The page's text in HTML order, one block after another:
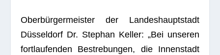
Ober­bür­ger­meis­ter der Lan­des­haupt­stadt
Düs­sel­dorf Dr. Ste­phan Kel­ler: „Bei unse­ren
fort­lau­fen­den Bestre­bun­gen, die Innen­stadt